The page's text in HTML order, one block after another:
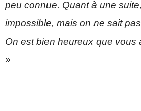
peu connue. Quant à une
impossible, mais on ne sait
On est bien heureux que vous
»